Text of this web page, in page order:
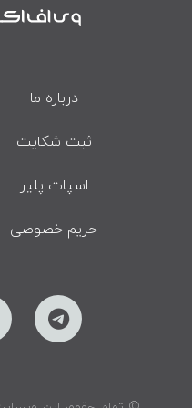
درباره ما
ثبت شکایت
اسپات پلیر
حریم خصوصی